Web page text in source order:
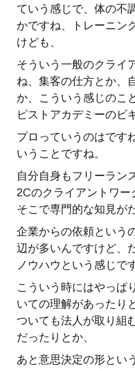
ていう感じで、体の不
かですね、トレーニン
けども、
そういう一般のクライ
ね、集客の仕方とか、
か、こういう感じのこ
ピストアカデミーのビ
プロっていうのはです
いうことですね。
自分自身もフリーラン
2Cのクライアントワー
そこで専門的な知見が
企業からの依頼という
辺が多いんですけど、
ノウハウという感じで
こういう時にはやっぱ
いての理解があったり
ついても法人が取り組
だったりとか、
あと意思決定の形とい